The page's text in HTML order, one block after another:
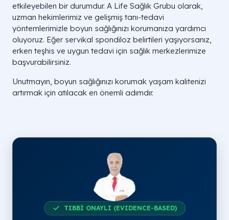
etkileyebilen bir durumdur. A Life Sağlık Grubu olarak,
uzman hekimlerimiz ve gelişmiş tanı-tedavi
yöntemlerimizle boyun sağlığınızı korumanıza yardımcı
oluyoruz. Eğer servikal spondiloz belirtileri yaşıyorsanız,
erken teşhis ve uygun tedavi için sağlık merkezlerimize
başvurabilirsiniz.
Unutmayın, boyun sağlığınızı korumak yaşam kalitenizi
artırmak için atılacak en önemli adımdır.
TIBBİ ONAYLI (EVIDENCE-BASED)